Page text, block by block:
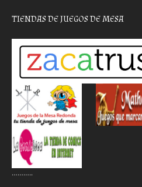
TIENDAS DE JUEGOS DE MESA
………..